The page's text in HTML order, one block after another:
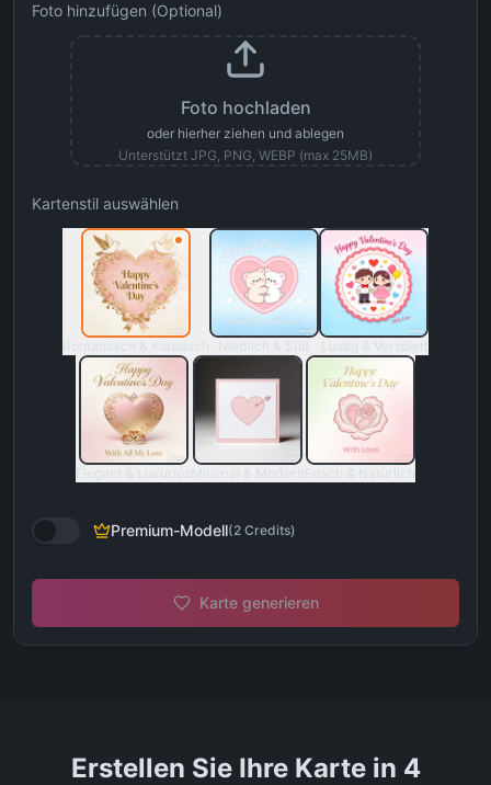
Foto hinzufügen (Optional)
Foto hochladen
oder hierher ziehen und ablegen
Unterstützt JPG, PNG, WEBP (max 25MB)
Kartenstil auswählen
Premium-Modell(2 Credits)
Karte generieren
Erstellen Sie Ihre Karte in 4